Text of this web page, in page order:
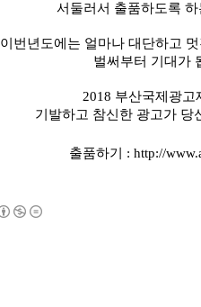
서둘러서 출품하도록
이번년도에는 얼마나 대단하고
벌써부터 기대가
2018 부산국제광고
기발하고 참신한 광고가 당
출품하기 : http://